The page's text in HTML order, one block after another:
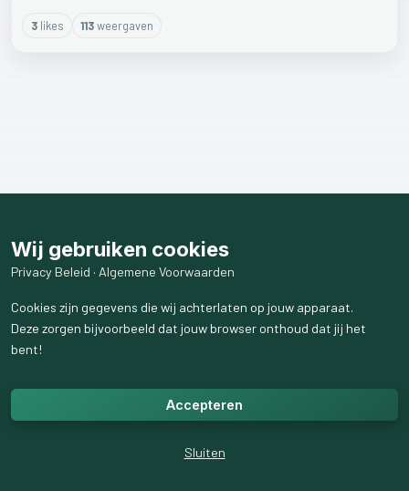
3likes 113weergaven
Wij gebruiken cookies
Privacy Beleid · Algemene Voorwaarden
Cookies zijn gegevens die wij achterlaten op jouw apparaat.
Deze zorgen bijvoorbeeld dat jouw browser onthoud dat jij het
bent!
Accepteren
Sluiten